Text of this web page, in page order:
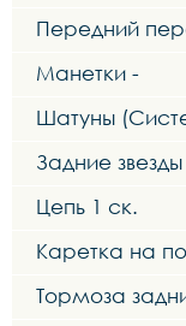
Передний
Манетки -
Шатуны
Задние
Цепь 1 ск.
Каретка на
Тормоза